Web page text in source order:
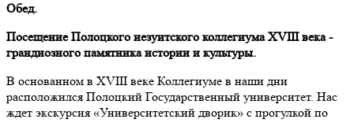
Обед.
Посещение Полоцкого иезуитского коллегиума XVIII века -
грандиозного памятника истории и культуры.
В основанном в XVIII веке Коллегиуме в наши дни
расположился Полоцкий Государственный университет. Нас
ждет экскурсия «Университетский дворик» с прогулкой по